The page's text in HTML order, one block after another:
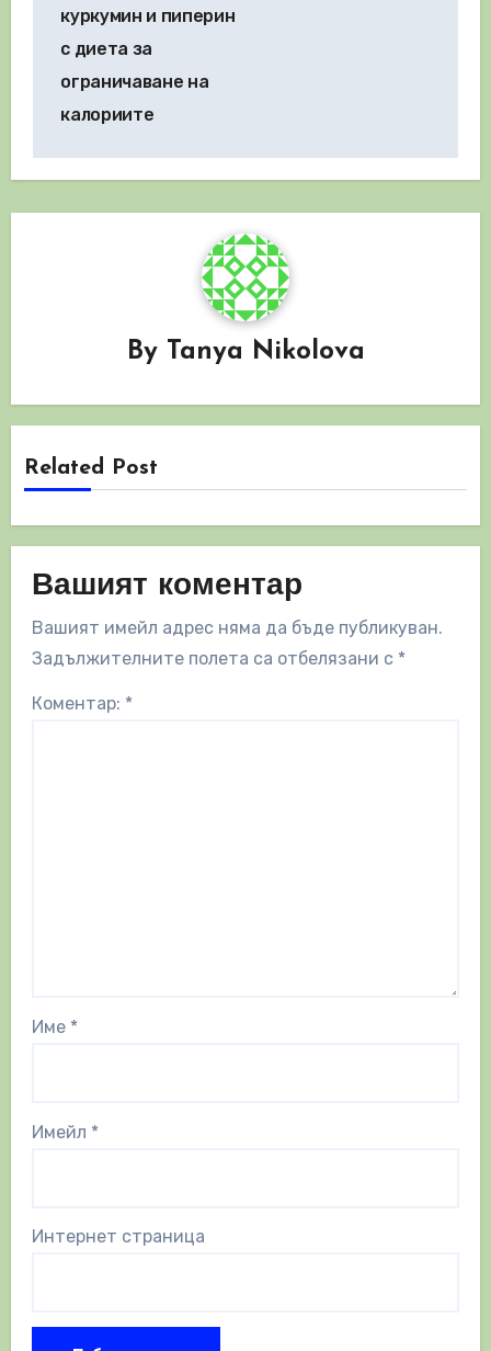
куркумин и пиперин
с диета за
ограничаване на
калориите
By Tanya Nikolova
Related Post
Вашият коментар
Вашият имейл адрес няма да бъде публикуван.
Задължителните полета са отбелязани с *
Коментар: *
Име *
Имейл *
Интернет страница